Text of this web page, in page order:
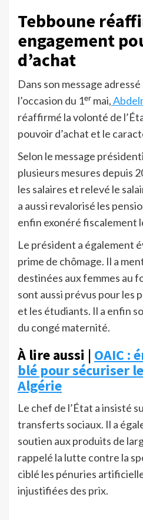
Tebboune
engagement
d’achat
Dans son message
l’occasion du 1ᵉʳ mai,
réaffirmé la volonté de
pouvoir d’achat et le
Selon le message
plusieurs mesures depuis
les salaires et relevé le
a aussi revalorisé les
enfin exonéré fiscalement
Le président a également
prime de chômage. Il a
destinées aux femmes au
sont aussi prévus pour les
et les étudiants. Il a enfin
du congé maternité.
À lire aussi | OAIC :
blé pour sécuriser
Algérie
Le chef de l’État a insisté
transferts sociaux. Il a
soutien aux produits de
rappelé la lutte contre la
ciblé les pénuries
injustifiées des prix.